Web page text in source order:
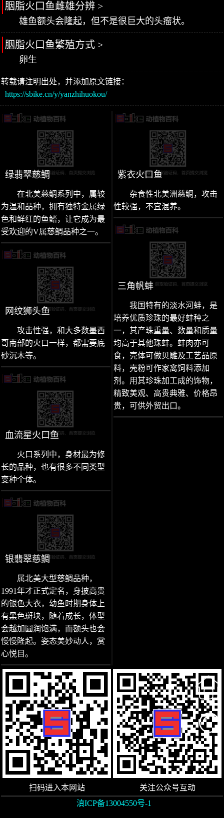
胭脂火口鱼雌雄分辨 >
雄鱼额头会隆起，但不是很巨大的头瘤状。
胭脂火口鱼繁殖方式 >
卵生
转载请注明出处，并添加原文链接：
https://sbike.cn/y/yanzhihuokou/
绿翡翠慈鲷
在北美慈鲷系列中，属较
为温和品种，拥有独特金属绿
色和鲜红的鱼鳍，让它成为最
受欢迎的V属慈鲷品种之一。
网纹狮头鱼
攻击性强，和大多数墨西
哥南部的火口一样，都需要底
砂沉木等。
血流星火口鱼
火口系列中，身材最为修
长的品种，也有很多不同类型
变种个体。
银翡翠慈鲷
属北美大型慈鲷品种，
1991年才正式定名，身披高贵
的银色大衣，幼鱼时期身体上
有黑色斑块，随着成长，体型
会越加圆润饱满，而额头也会
慢慢隆起。姿态美妙动人，赏
心悦目。
紫衣火口鱼
杂食性北美洲慈鲷，攻击
性较强，不宜混养。
三角帆蚌
我国特有的淡水河蚌，是
培养优质珍珠的最好蚌种之
一，其产珠重量、数量和质量
均高于其他珠蚌。蚌肉亦可
食，壳体可做贝雕及工艺品原
料，壳粉可作家禽饲料添加
剂。用其珍珠加工成的饰物，
精致美观、高贵典雅、价格昂
贵，可供外贸出口。
扫码进入本网站
关注公众号互动
滇ICP备13004550号-1